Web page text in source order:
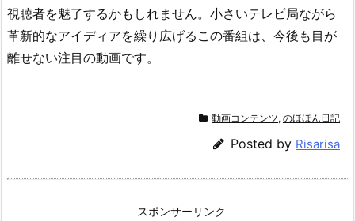
視聴者を魅了するかもしれません。小さいテレビ局ながら
革新的なアイディアを繰り広げるこの番組は、今後も目が
離せない注目の動画です。
動画コンテンツ, のほほん日記
Posted by Risarisa
スポンサーリンク